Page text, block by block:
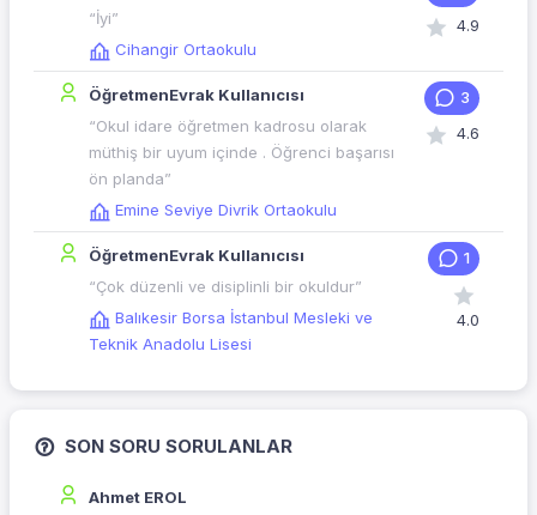
“İyi”
Cihangir Ortaokulu
4.9
ÖğretmenEvrak Kullanıcısı
“Okul idare öğretmen kadrosu olarak
müthiş bir uyum içinde . Öğrenci başarısı
ön planda”
Emine Seviye Divrik Ortaokulu
3
4.6
ÖğretmenEvrak Kullanıcısı
“Çok düzenli ve disiplinli bir okuldur”
Balıkesir Borsa İstanbul Mesleki ve
Teknik Anadolu Lisesi
1
4.0
SON SORU SORULANLAR
Ahmet EROL